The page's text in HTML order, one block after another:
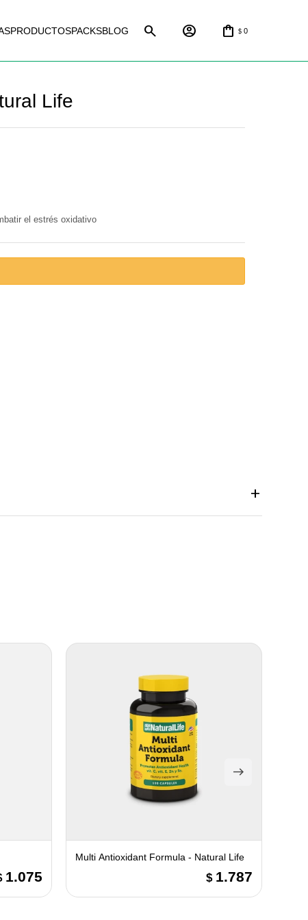
PRODUCTOSPACKSBLOG $ 0
Life
el estrés oxidativo
1.075
Multi Antioxidant Formula - Natural Life
$ 1.787